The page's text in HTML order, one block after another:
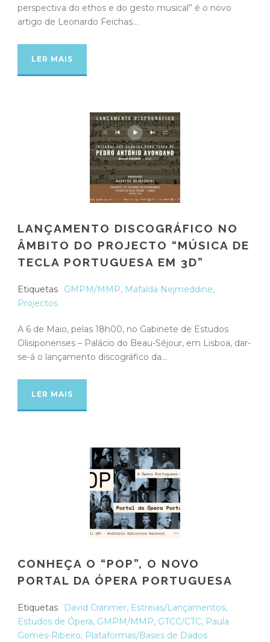
perspectiva do ethos e do gesto musical” é o novo
artigo de Leonardo Feichas...
LER MAIS
LANÇAMENTO DISCOGRÁFICO NO
ÂMBITO DO PROJECTO “MÚSICA DE
TECLA PORTUGUESA EM 3D”
Etiquetas GMPM/MMP, Mafalda Nejmeddine,
Projectos
A 6 de Maio, pelas 18h00, no Gabinete de Estudos
Olisiponenses – Palácio do Beau-Séjour, em Lisboa, dar-
se-á o lançamento discográfico da...
LER MAIS
CONHEÇA O “POP”, O NOVO
PORTAL DA ÓPERA PORTUGUESA
Etiquetas David Cranmer, Estreias/Lançamentos,
Estudos de Ópera, GMPM/MMP, GTCC/CTC, Paula
Gomes-Ribeiro, Plataformas/Bases de Dados